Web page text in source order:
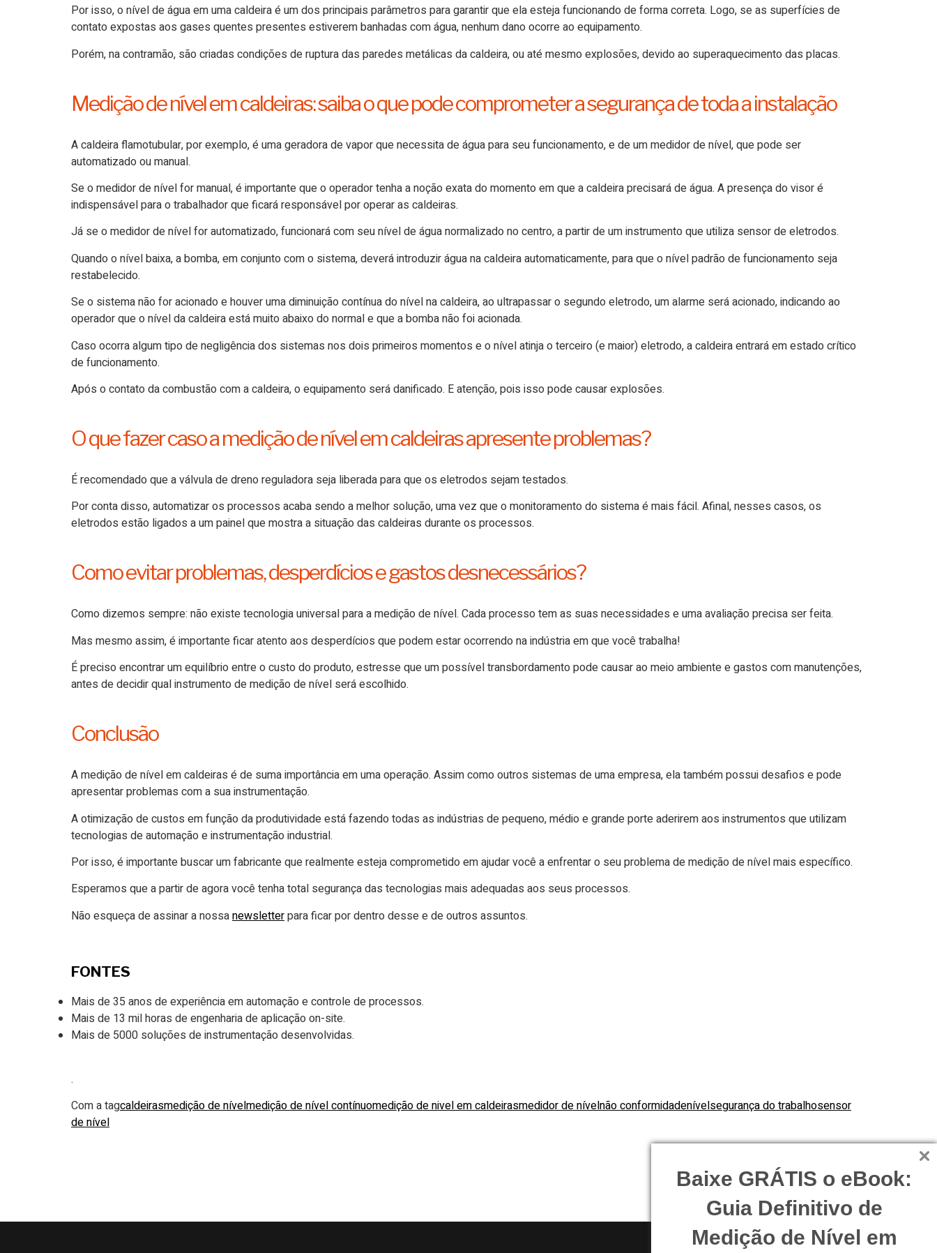
Baixe GRÁTIS o eBook:
Guia Definitivo de
Medição de Nível em
Por isso, o nível de água em uma caldeira é um dos principais parâmetros para garantir que ela esteja funcionando de forma correta. Logo, se as superfícies de
contato expostas aos gases quentes presentes estiverem banhadas com água, nenhum dano ocorre ao equipamento.
Porém, na contramão, são criadas condições de ruptura das paredes metálicas da caldeira, ou até mesmo explosões, devido ao superaquecimento das placas.
Medição de nível em caldeiras: saiba o que pode comprometer a segurança de toda a instalação
A caldeira flamotubular, por exemplo, é uma geradora de vapor que necessita de água para seu funcionamento, e de um medidor de nível, que pode ser
automatizado ou manual.
Se o medidor de nível for manual, é importante que o operador tenha a noção exata do momento em que a caldeira precisará de água. A presença do visor é
indispensável para o trabalhador que ficará responsável por operar as caldeiras.
Já se o medidor de nível for automatizado, funcionará com seu nível de água normalizado no centro, a partir de um instrumento que utiliza sensor de eletrodos.
Quando o nível baixa, a bomba, em conjunto com o sistema, deverá introduzir água na caldeira automaticamente, para que o nível padrão de funcionamento seja
restabelecido.
Se o sistema não for acionado e houver uma diminuição contínua do nível na caldeira, ao ultrapassar o segundo eletrodo, um alarme será acionado, indicando ao
operador que o nível da caldeira está muito abaixo do normal e que a bomba não foi acionada.
Caso ocorra algum tipo de negligência dos sistemas nos dois primeiros momentos e o nível atinja o terceiro (e maior) eletrodo, a caldeira entrará em estado crítico
de funcionamento.
Após o contato da combustão com a caldeira, o equipamento será danificado. E atenção, pois isso pode causar explosões.
O que fazer caso a medição de nível em caldeiras apresente problemas?
É recomendado que a válvula de dreno reguladora seja liberada para que os eletrodos sejam testados.
Por conta disso, automatizar os processos acaba sendo a melhor solução, uma vez que o monitoramento do sistema é mais fácil. Afinal, nesses casos, os
eletrodos estão ligados a um painel que mostra a situação das caldeiras durante os processos.
Como evitar problemas, desperdícios e gastos desnecessários?
Como dizemos sempre: não existe tecnologia universal para a medição de nível. Cada processo tem as suas necessidades e uma avaliação precisa ser feita.
Mas mesmo assim, é importante ficar atento aos desperdícios que podem estar ocorrendo na indústria em que você trabalha!
É preciso encontrar um equilíbrio entre o custo do produto, estresse que um possível transbordamento pode causar ao meio ambiente e gastos com manutenções,
antes de decidir qual instrumento de medição de nível será escolhido.
Conclusão
A medição de nível em caldeiras é de suma importância em uma operação. Assim como outros sistemas de uma empresa, ela também possui desafios e pode
apresentar problemas com a sua instrumentação.
A otimização de custos em função da produtividade está fazendo todas as indústrias de pequeno, médio e grande porte aderirem aos instrumentos que utilizam
tecnologias deautomaçãoeinstrumentação industrial.
Por isso, é importante buscar umfabricanteque realmente esteja comprometido em ajudar você a enfrentar o seu problema de medição de nível mais específico.
Esperamos que a partir de agora você tenha total segurança das tecnologias mais adequadas aos seus processos.
Não esqueça de assinar a nossanewsletterpara ficar por dentro desse e de outros assuntos.
FONTES
Mais de 35 anos de experiência em automação e controle de processos.
Mais de 13 mil horas de engenharia de aplicação on-site.
Mais de 5000 soluções de instrumentação desenvolvidas.
.
Com a tagcaldeirasmedição de nívelmedição de nível contínuomedição de nivel em caldeirasmedidor de nívelnão conformidadenívelsegurança do trabalhosensor
de nível